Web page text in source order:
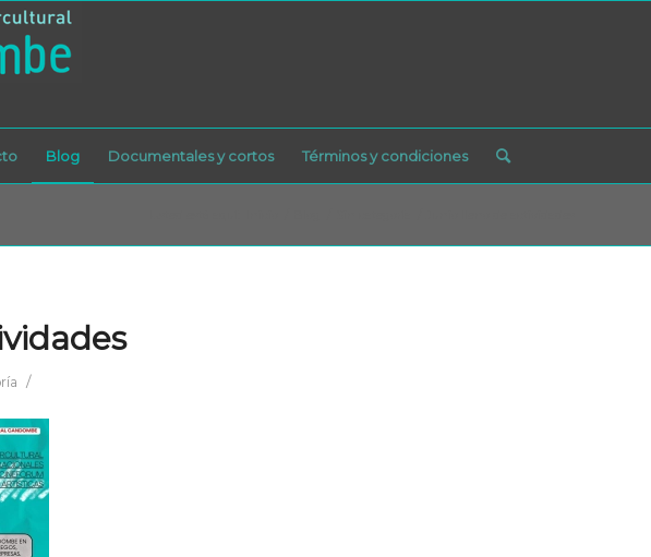
Blog Documentales y cortos Términos y condiciones
/